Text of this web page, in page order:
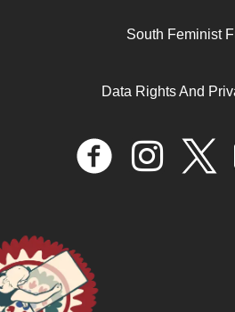
Things fall away: Phillipine
the making of Globalization
READ MORE >>
South Feminist
Data Rights And